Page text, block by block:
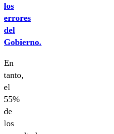
los
errores
del
Gobierno.
En
tanto,
el
55%
de
los